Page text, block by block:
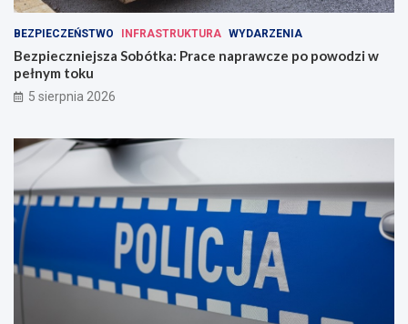
BEZPIECZEŃSTWO INFRASTRUKTURA WYDARZENIA
Bezpieczniejsza Sobótka: Prace naprawcze po powodzi w
pełnym toku
5 sierpnia 2026